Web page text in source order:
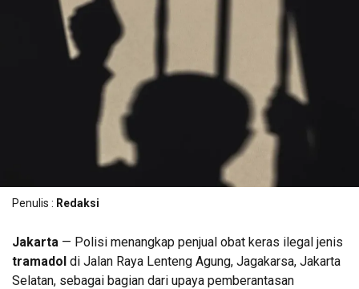
Penulis : Redaksi
Jakarta — Polisi menangkap penjual obat keras ilegal jenis
tramadol di Jalan Raya Lenteng Agung, Jagakarsa, Jakarta
Selatan, sebagai bagian dari upaya pemberantasan